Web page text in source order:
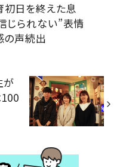
初日を終えた息
じられない”表情
声続出
が